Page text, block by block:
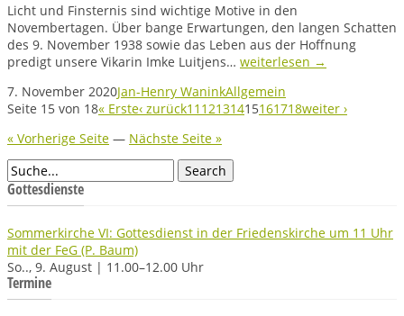
Licht und Finsternis sind wichtige Motive in den
Novembertagen. Über bange Erwartungen, den langen Schatten
des 9. November 1938 sowie das Leben aus der Hoffnung
predigt unsere Vikarin Imke Luitjens… weiterlesen →
7. November 2020Jan-Henry WaninkAllgemein
Seite 15 von 18« Erste‹ zurück11 12131415161718weiter ›
« Vorherige Seite — Nächste Seite »
Gottesdienste
Sommerkirche VI: Gottesdienst in der Friedenskirche um 11 Uhr
mit der FeG (P. Baum)
So.., 9. August | 11.00–12.00 Uhr
Termine